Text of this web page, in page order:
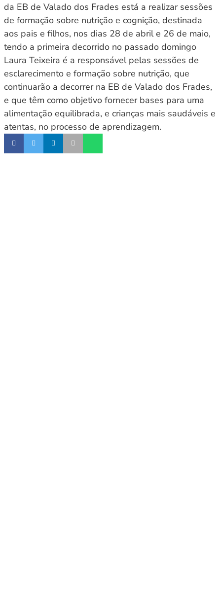
da EB de Valado dos Frades está a realizar sessões
de formação sobre nutrição e cognição, destinada
aos pais e filhos, nos dias 28 de abril e 26 de maio,
tendo a primeira decorrido no passado domingo
Laura Teixeira é a responsável pelas sessões de
esclarecimento e formação sobre nutrição, que
continuarão a decorrer na EB de Valado dos Frades,
e que têm como objetivo fornecer bases para uma
alimentação equilibrada, e crianças mais saudáveis e
atentas, no processo de aprendizagem.